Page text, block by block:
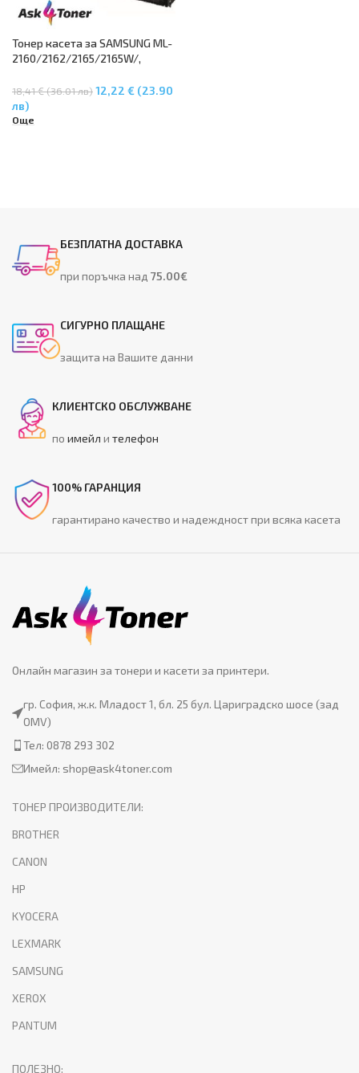
Тонер касета за SAMSUNG ML-
2160/2162/2165/2165W/,
405FW/3405W/SF760P – MLT-
D101S
18,41 € (36.01 лв)12,22 € (23.90
лв)
Още
БЕЗПЛАТНА ДОСТАВКА
при поръчка над75.00€
СИГУРНО ПЛАЩАНЕ
защита на Вашите данни
КЛИЕНТСКО ОБСЛУЖВАНЕ
поимейл ителефон
100% ГАРАНЦИЯ
гарантирано качество и надеждност при всяка касета
Онлайн магазин за тонери и касети за принтери.
гр. София, ж.к. Младост 1, бл. 25 бул. Цариградско шосе (зад
OMV)
Тел: 0878 293 302
Имейл: shop@ask4toner.com
ТОНЕР ПРОИЗВОДИТЕЛИ:
BROTHER
CANON
HP
KYOCERA
LEXMARK
SAMSUNG
XEROX
PANTUM
ПОЛЕЗНО: